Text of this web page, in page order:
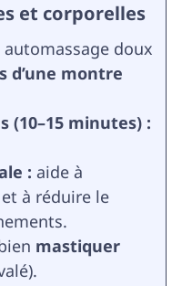
et corporelles
automassage doux
d’une montre
(10–15 minutes) :
: aide à
et à réduire le
mastiquer